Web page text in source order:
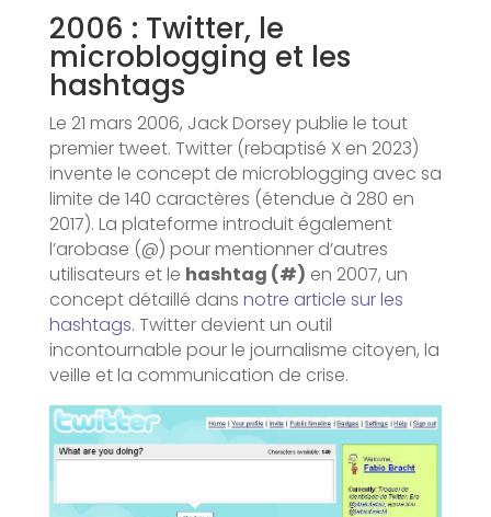
2006 : Twitter, le
microblogging et les
hashtags
Le 21 mars 2006, Jack Dorsey publie le tout
premier tweet. Twitter (rebaptisé X en 2023)
invente le concept de microblogging avec sa
limite de 140 caractères (étendue à 280 en
2017). La plateforme introduit également
l’arobase (@) pour mentionner d’autres
utilisateurs et le hashtag (#) en 2007, un
concept détaillé dans notre article sur les
hashtags. Twitter devient un outil
incontournable pour le journalisme citoyen, la
veille et la communication de crise.